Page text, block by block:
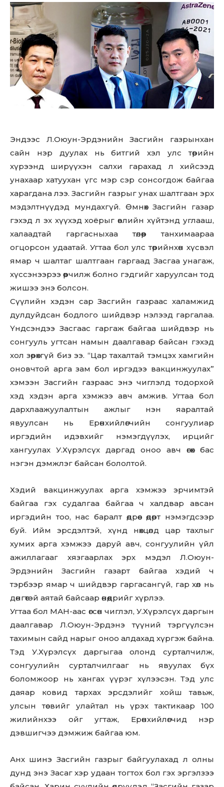
Эндээс Л.Оюун-Эрдэнийн Засгийн газрынхан
сайн нэр дуулах нь битгий хэл улс төрийн
хүрээнд ширүүхэн салхи гарахад л хийсээд
унахаар хатуухан үгс мэр сэр сонсогдож байгаа
харагдана лээ. Засгийн газрыг унах шалтгаан эрх
мэдэлтнүүдэд мундахгүй. Өмнөх Засгийн газар
гэхэд л эх хүүхэд хоёрыг өвлийн хүйтэнд углааш,
халаадтай гаргасныхаа төлөөр танхимаараа
огцорсон удаатай. Угтаа бол улс төрийнхөн хүсвэл
ямар ч шалтаг шалтгаан гаргаад Засгаа унагаж,
хүссэнээрээ өөрчилж болно гэдгийг харуулсан тод
жишээ энэ болсон.
Сүүлийн хэдэн сар Засгийн газраас халамжид
дулдуйдсан бодлого шийдвэр нэлээд гаргалаа.
Үндсэндээ Засгаас гаргаж байгаа шийдвэр нь
сонгууль угтсан намын даалгавар байсан гэхэд
хол зөрөхгүй биз ээ. “Цар тахалтай тэмцэх хамгийн
оновчтой арга зам бол иргэдээ вакцинжуулах”
хэмээн Засгийн газраас энэ чиглэлд тодорхой
хэд хэдэн арга хэмжээ авч амжив. Угтаа бол
дархлаажуулалтын ажлыг нэн яаралтай
явуулсан нь Ерөнхийлөгчийн сонгуулиар
иргэдийн идэвхийг нэмэгдүүлэх, ирцийг
хангуулах У.Хүрэлсүх даргад оноо авч өгөх бас
нэгэн дэмжлэг байсан бололтой.
Хэдий вакцинжуулах арга хэмжээ эрчимтэй
байгаа гэх судалгаа байгаа ч халдвар авсан
иргэдийн тоо, нас баралт өдрөөс өдөрт нэмэгдсээр
буй. Ийм эрсдэлтэй, хүнд нөхцөлд цар тахлыг
хумих арга хэмжээ даруй авч, сонгуулийн үйл
ажиллагааг хязгаарлах эрх мэдэл Л.Оюун-
Эрдэнийн Засгийн газарт байгаа хэдий ч
тэрбээр ямар ч шийдвэр гаргасангүй, гар хөл нь
дөнгөтэй аятай байсаар өнөөдрийг хүрлээ.
Угтаа бол МАН-аас өгсөн чиглэл, У.Хүрэлсүх даргын
даалгавар Л.Оюун-Эрдэнэ түүний тэргүүлсэн
тахимын сайд нарыг оноо алдахад хүргэж байна.
Тэд У.Хүрэлсүх даргыгаа олонд сурталчилж,
сонгуулийн сурталчилгааг нь явуулах бүх
боломжоор нь хангах үүрэг хүлээсэн. Тэд улс
даяар ковид тархах эрсдэлийг хойш тавьж,
улсын төсвийг улайтал нь үрэх тактикаар 100
жилийнхээ ойг угтаж, Ерөнхийлөгчид нэр
дэвшигчээ дэмжиж байгаа юм.
Анх шинэ Засгийн газрыг байгуулахад л олны
дунд энэ Засаг хэр удаан тогтох бол гэх эргэлзээ